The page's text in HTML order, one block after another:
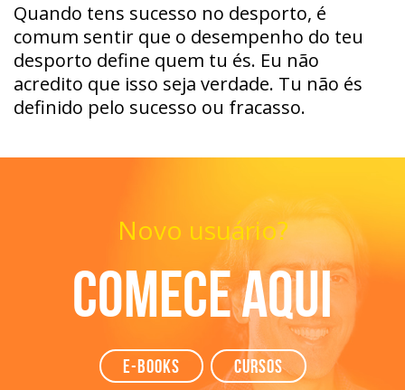
Quando tens sucesso no desporto, é
comum sentir que o desempenho do teu
desporto define quem tu és. Eu não
acredito que isso seja verdade. Tu não és
definido pelo sucesso ou fracasso.
Novo usuário?
Comece aqui
e-books Cursos